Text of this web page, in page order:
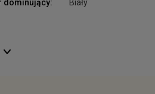
dominujący:
Biały